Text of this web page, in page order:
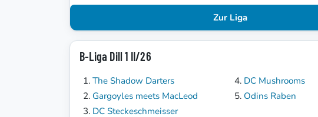
Zur Liga
B-Liga Dill 1 II/26
The Shadow Darters
Gargoyles meets MacLeod
DC Steckeschmeisser
DC Mushrooms
Odins Raben